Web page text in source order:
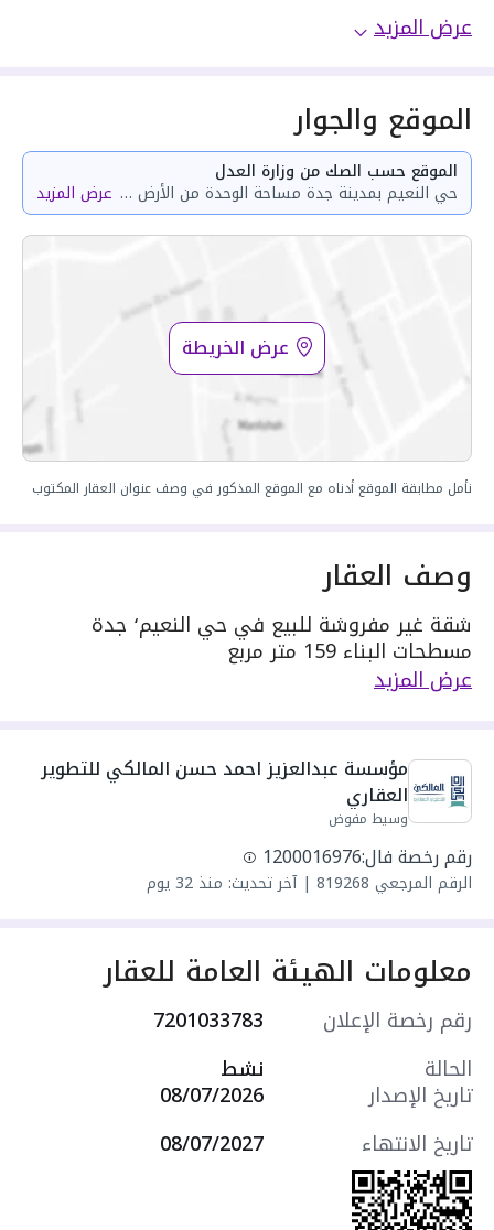
عرض المزيد
الموقع والجوار
الموقع حسب الصك من وزارة العدل
حي النعيم بمدينة جدة مساحة الوحدة من الأرض 43.77 متر وتختص من المنافع والأجزاء المشتركة بمساحة 90.04 متر عرض المزيد
عرض الخريطة
نأمل مطابقة الموقع أدناه مع الموقع المذكور في وصف عنوان العقار المكتوب
وصف العقار
شقة غير مفروشة للبيع في حي النعيم٬ جدة
مسطحات البناء 159 متر مربع
دور العقار 5
واصل كهرباء
واصل مياه
سنة البناء: 2026
مميزات العقار:
- غرفة عاملة منزلية
- درج داخلي
- موقف سيارة داخلي
- مدخلين منفصلين
- غرفة سائق
- نوافذ زجاجية مزدوجة
- أرضيات سيراميك
- ديكورات جبسية
- تكييف مركزي (سبليت)
- تكييف سبليت
- مصعد كهربائي
عرض المزيد
مؤسسة عبدالعزيز احمد حسن المالكي للتطوير
العقاري
وسيط مفوض
رقم رخصة فال:1200016976
الرقم المرجعي 819268
|آخر تحديث: منذ 32 يوم
معلومات الهيئة العامة للعقار
رقم رخصة الإعلان
7201033783
الحالة
نشط
تاريخ الإصدار
08/07/2026
تاريخ الانتهاء
08/07/2027